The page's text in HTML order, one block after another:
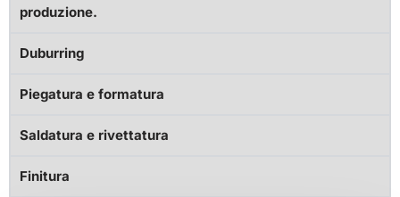
produzione.
Duburring
Piegatura e formatura
Saldatura e rivettatura
Finitura